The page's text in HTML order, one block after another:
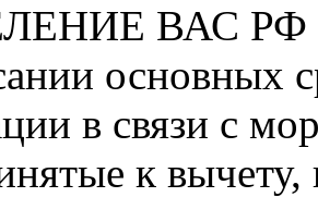
ВАС РФ
основных
в связи с
к вычету,